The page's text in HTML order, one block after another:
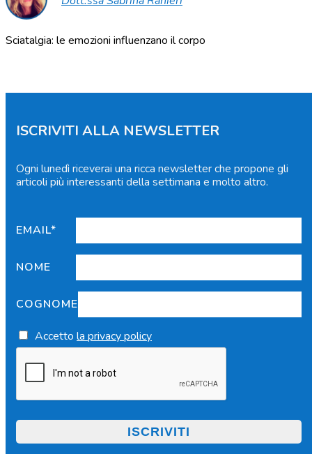
Sciatalgia: le emozioni influenzano il corpo
ISCRIVITI ALLA NEWSLETTER
Ogni lunedì riceverai una ricca newsletter che propone gli
articoli più interessanti della settimana e molto altro.
EMAIL*
NOME
COGNOME
Accetto la privacy policy